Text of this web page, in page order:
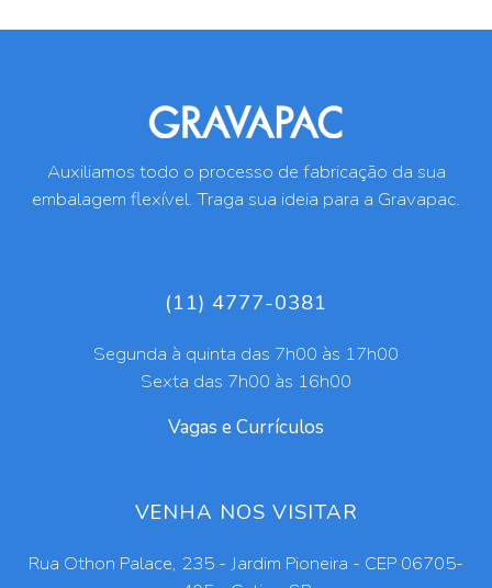
Auxiliamos todo o processo de fabricação da sua
embalagem flexível. Traga sua ideia para a Gravapac.
(11) 4777-0381
Segunda à quinta das 7h00 às 17h00
Sexta das 7h00 às 16h00
Vagas e Currículos
VENHA NOS VISITAR
Rua Othon Palace, 235 - Jardim Pioneira - CEP 06705-